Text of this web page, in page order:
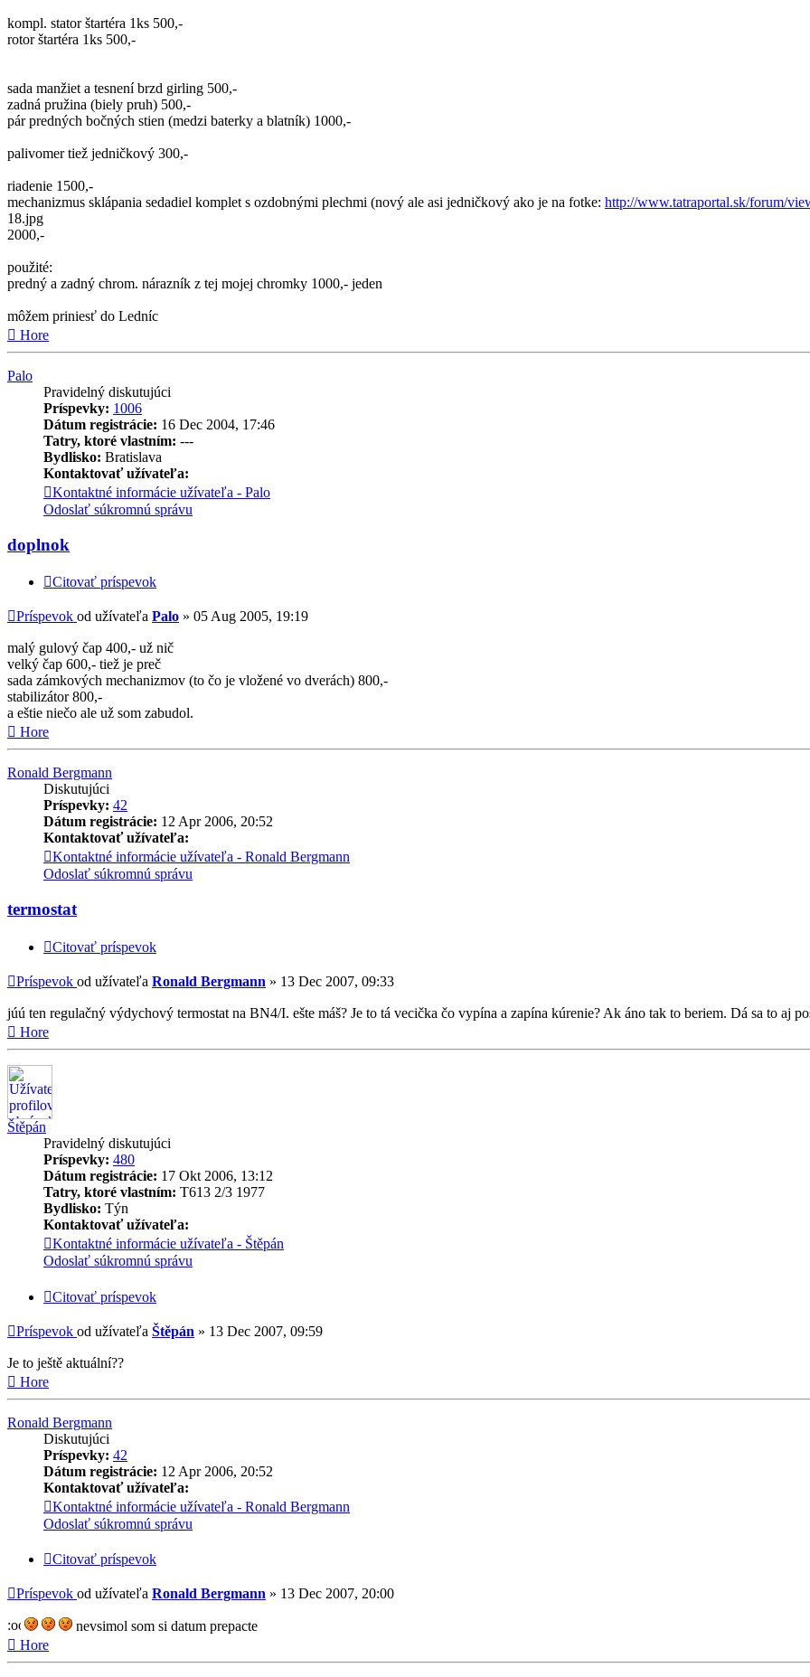
kompl. stator štartéra 1ks 500,-
rotor štartéra 1ks 500,-
sada manžiet a tesnení brzd girling 500,-
zadná pružina (biely pruh) 500,-
pár predných bočných stien (medzi baterky a blatník) 1000,-
palivomer tiež jedničkový 300,-
riadenie 1500,-
mechanizmus sklápania sedadiel komplet s ozdobnými plechmi (nový ale asi jedničkový ako je na fotke: http://www.tatraportal.sk/forum/
18.jpg
2000,-
použité:
predný a zadný chrom. nárazník z tej mojej chromky 1000,- jeden
môžem priniesť do Ledníc
Hore
Palo
Pravidelný diskutujúci
Príspevky: 1006
Dátum registrácie: 16 Dec 2004, 17:46
Tatry, ktoré vlastním: ---
Bydlisko: Bratislava
Kontaktovať užívateľa:
Kontaktné informácie užívateľa - Palo
Odoslať súkromnú správu
doplnok
Citovať príspevok
Príspevok od užívateľa Palo » 05 Aug 2005, 19:19
malý gulový čap 400,- už nič
velký čap 600,- tiež je preč
sada zámkových mechanizmov (to čo je vložené vo dverách) 800,-
stabilizátor 800,-
a eštie niečo ale už som zabudol.
Hore
Ronald Bergmann
Diskutujúci
Príspevky: 42
Dátum registrácie: 12 Apr 2006, 20:52
Kontaktovať užívateľa:
Kontaktné informácie užívateľa - Ronald Bergmann
Odoslať súkromnú správu
termostat
Citovať príspevok
Príspevok od užívateľa Ronald Bergmann » 13 Dec 2007, 09:33
júú ten regulačný výdychový termostat na BN4/I. ešte máš? Je to tá vecička čo vypína a zapína kúrenie? Ak áno tak to beriem. Dá sa to aj
Hore
Štěpán
Pravidelný diskutujúci
Príspevky: 480
Dátum registrácie: 17 Okt 2006, 13:12
Tatry, ktoré vlastním: T613 2/3 1977
Bydlisko: Týn
Kontaktovať užívateľa:
Kontaktné informácie užívateľa - Štěpán
Odoslať súkromnú správu
Citovať príspevok
Príspevok od užívateľa Štěpán » 13 Dec 2007, 09:59
Je to ještě aktuální??
Hore
Ronald Bergmann
Diskutujúci
Príspevky: 42
Dátum registrácie: 12 Apr 2006, 20:52
Kontaktovať užívateľa:
Kontaktné informácie užívateľa - Ronald Bergmann
Odoslať súkromnú správu
Citovať príspevok
Príspevok od užívateľa Ronald Bergmann » 13 Dec 2007, 20:00
nevsimol som si datum prepacte
Hore